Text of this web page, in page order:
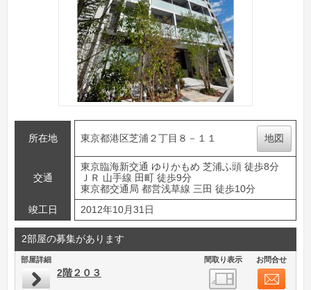
所在地 東京都港区芝浦２丁目８－１１ 地図
交通
東京臨海新交通 ゆりかもめ 芝浦ふ頭 徒歩8分
ＪＲ 山手線 田町 徒歩9分
東京都交通局 都営浅草線 三田 徒歩10分
竣工日
2012年10月31日
2部屋の募集があります
部屋詳細 間取り表示 お問合せ
2階２０３